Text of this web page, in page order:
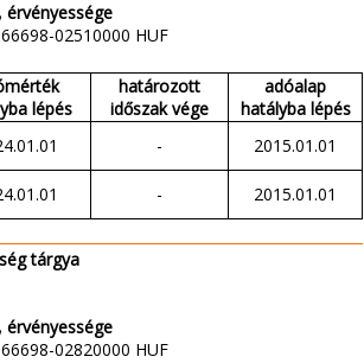
érvényessége
02510000 HUF
lépés
határozott
időszak vége
adóalap
hatályba lépés
-
2015.01.01
- 2015.01.01
tárgya
érvényessége
02820000 HUF